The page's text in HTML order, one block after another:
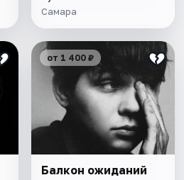
Самара
от 1 400 ₽
Балкон ожиданий